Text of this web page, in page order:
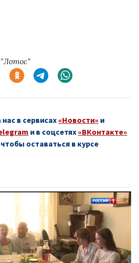
в сервисах «Новости» и
и в соцсетях «ВКонтакте»
чтобы оставаться в курсе